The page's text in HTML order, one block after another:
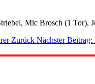
Mic Brosch (1 Tor),
Zurück Nächster